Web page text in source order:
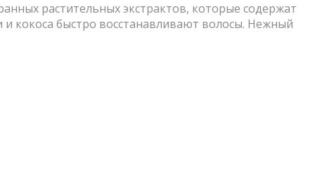
растительных экстрактов, которые содержат
кокоса быстро восстанавливают волосы. Нежный